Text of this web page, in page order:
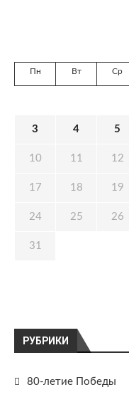
РУБРИКИ
80-летие Победы
Пн Вт Ср
3 4 5
10 11 12
17 18 19
24 25 26
31